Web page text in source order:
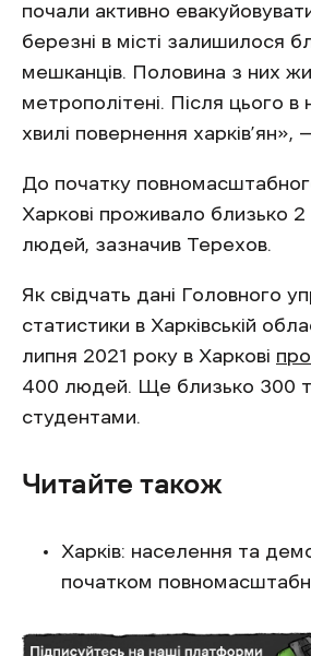
почали активно
березні в місті залишилося
мешканців. Половина з них
метрополітені. Після цього в
хвилі повернення харків’ян»,
До початку
Харкові проживало близько 2
людей, зазначив Терехов.
Як свідчать дані Головного
статистики в Харківській
липня 2021 року в Харкові
400 людей. Ще близько 300
студентами.
Читайте також
Харків: населення та
початком